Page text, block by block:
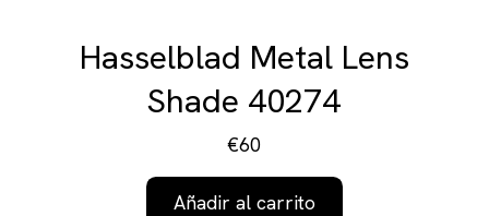
Hasselblad Metal Lens
Shade 40274
€60
Añadir al carrito